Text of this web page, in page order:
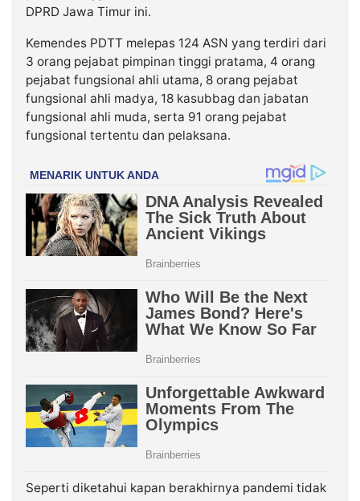
DPRD Jawa Timur ini.
Kemendes PDTT melepas 124 ASN yang terdiri dari
3 orang pejabat pimpinan tinggi pratama, 4 orang
pejabat fungsional ahli utama, 8 orang pejabat
fungsional ahli madya, 18 kasubbag dan jabatan
fungsional ahli muda, serta 91 orang pejabat
fungsional tertentu dan pelaksana.
Seperti diketahui kapan berakhirnya pandemi tidak